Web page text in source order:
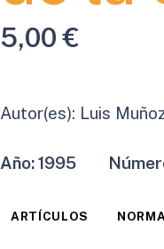
5,00€
Autor(es): Luis
Año:1995
ARTÍCULOS